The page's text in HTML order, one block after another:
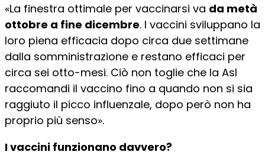
«La finestra ottimale per vaccinarsi va da metà
ottobre a fine dicembre. I vaccini sviluppano la
loro piena efficacia dopo circa due settimane
dalla somministrazione e restano efficaci per
circa sei otto-mesi. Ciò non toglie che la Asl
raccomandi il vaccino fino a quando non si sia
raggiuto il picco influenzale, dopo però non ha
proprio più senso».
I vaccini funzionano davvero?